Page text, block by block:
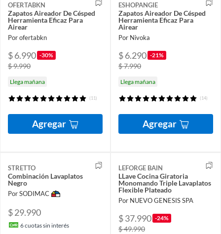
OFERTABKN
Zapatos Aireador De Césped
Herramienta Eficaz Para
Airear
Por ofertabkn
$ 6.990 -30%
$ 9.990
Llega mañana
(11)
Agregar
ESHOPANGIE
Zapatos Aireador De Césped
Herramienta Eficaz Para
Airear
Por Nivoka
$ 6.290 -21%
$ 7.990
Llega mañana
(14)
Agregar
STRETTO
Combinación Lavaplatos
Negro
Por SODIMAC
$ 29.990
6cuotas sin interés
LEFORGE BAIN
LLave Cocina Giratoria
Monomando Triple Lavaplatos
Flexible Plateado
Por NUEVO GENESIS SPA
$ 37.990 -24%
$ 49.990